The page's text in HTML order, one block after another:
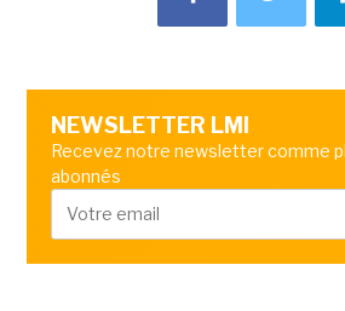
NEWSLETTER LMI
Recevez notre newsletter comme
abonnés